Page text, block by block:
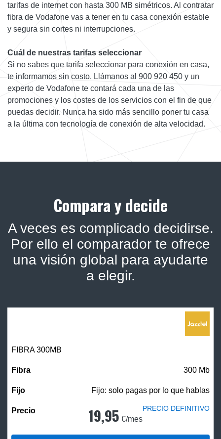
tarifas de internet con hasta 300 MB simétricos. Al contratar
fibra de Vodafone vas a tener en tu casa conexión estable
y segura sin cortes ni interrupciones.
Cuál de nuestras tarifas seleccionar
Si no sabes que tarifa seleccionar para conexión en casa,
te informamos sin costo. Llámanos al 900 920 450 y un
experto de Vodafone te contará cada una de las
promociones y los costes de los servicios con el fin de que
puedas decidir. Nunca ha sido más sencillo poner tu casa
a la última con tecnología de conexión de alta velocidad.
Compara y decide
A veces es complicado decidirse.
Por ello el comparador te ofrece
una visión global para ayudarte
a elegir.
FIBRA 300MB
300 Mb
Fijo: solo pagas por lo que hablas
19,95 €/mes
PRECIO DEFINITIVO